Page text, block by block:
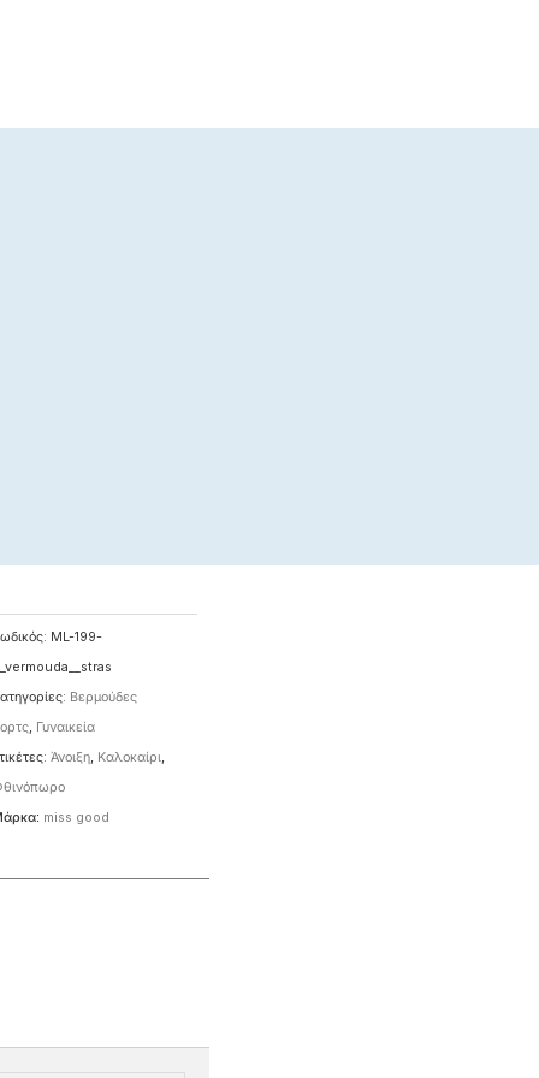
ML-199-
Βερμούδες
, Γυναικεία
Άνοιξη, Καλοκαίρι
miss good